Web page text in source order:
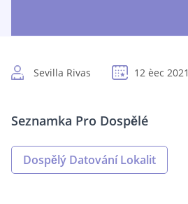
Sevilla Rivas 12 èec 2021
Seznamka Pro Dospělé
Dospělý Datování Lokalit